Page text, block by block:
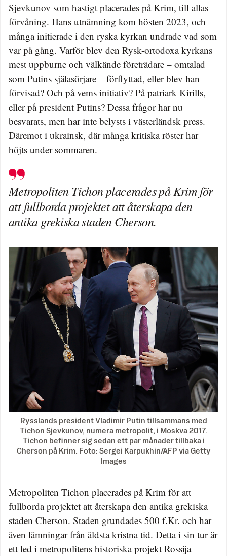
Sjevkunov som hastigt placerades på Krim, till allas
förvåning. Hans utnämning kom hösten 2023, och
många initierade i den ryska kyrkan undrade vad som
var på gång. Varför blev den Rysk-ortodoxa kyrkans
mest uppburne och välkände företrädare – omtalad
som Putins själasörjare – förflyttad, eller blev han
förvisad? Och på vems initiativ? På patriark Kirills,
eller på president Putins? Dessa frågor har nu
besvarats, men har inte belysts i västerländsk press.
Däremot i ukrainsk, där många kritiska röster har
höjts under sommaren.
Metropoliten Tichon placerades på Krim för
att fullborda projektet att återskapa den
antika grekiska staden Cherson.
Rysslands president Vladimir Putin tillsammans med
Tichon Sjevkunov, numera metropolit, i Moskva 2017.
Tichon befinner sig sedan ett par månader tillbaka i
Cherson på Krim. Foto: Sergei Karpukhin/AFP via Getty
Images
Metropoliten Tichon placerades på Krim för att
fullborda projektet att återskapa den antika grekiska
staden Cherson. Staden grundades 500 f.Kr. och har
även lämningar från äldsta kristna tid. Detta i sin tur är
ett led i metropolitens historiska projekt Rossija –